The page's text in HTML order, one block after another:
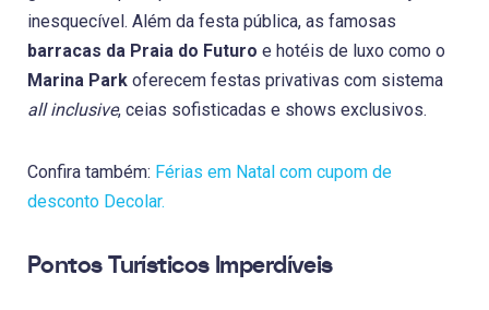
inesquecível. Além da festa pública, as famosas
barracas da Praia do Futuro e hotéis de luxo como o
Marina Park oferecem festas privativas com sistema
all inclusive, ceias sofisticadas e shows exclusivos.
Confira também: Férias em Natal com cupom de
desconto Decolar.
Pontos Turísticos Imperdíveis